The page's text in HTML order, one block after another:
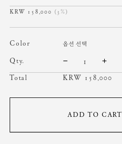
158,000 (3%)
color
qty.
Total
KRW 158,000
ADD TO CART